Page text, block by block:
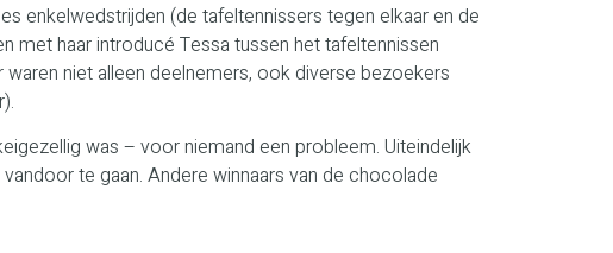
enkelwedstrijden (de tafeltennissers tegen elkaar en de
met haar introducé Tessa tussen het tafeltennissen
niet alleen deelnemers, ook diverse bezoekers
was – voor niemand een probleem. Uiteindelijk
te gaan. Andere winnaars van de chocolade